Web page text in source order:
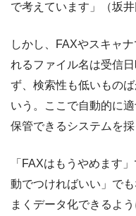
で考えています」（坂井
しかし、FAXやスキャ
れるファイル名は受信
ず、検索性も低いもの
いう。ここで自動的に
保管できるシステムを
「FAXはもうやめます
動でつければいい」で
まくデータ化できるよ